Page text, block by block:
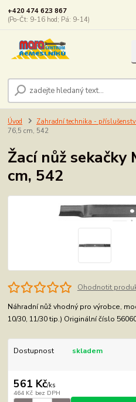
+420 474 623 867
(Po-Čt: 9-16 hod; Pá: 9-14)
Úvod Zahradní technika -
76,5 cm, 542
Žací nůž sekačky
cm, 542
Ohodnotit
Náhradní nůž vhodný pro výrobce,
10/30, 11/30 tip.) Originální číslo
Dostupnost skladem
561 Kč/ks
464 Kč bez DPH